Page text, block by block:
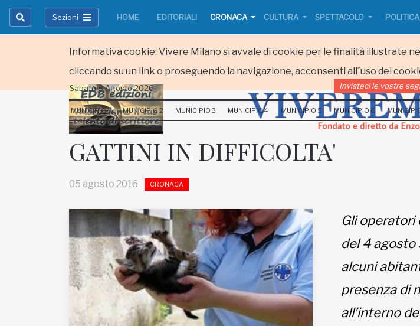
Informativa cookie: Vivere Milano si avvale di cookie per le finalità illustrate
cliccando su un link o proseguendo la navigazione, acconsenti all´uso dei
Sezioni HOME EDITORIALI CRONACA CULTURA SPETTACOLO POLITICA
Inviateci le vostre segnalazioni
Iscriviti alla newsletter
www.viveremilano.info
Fondato e diretto da Enzo De
EDB edizioni - Via Brivio angolo C.
Imbonati, 89 20159 Milano (Italia)
Informativa sulla privacy
Sabato 8 Agosto 2026 Inviateci le vostre
MUNICIPIO 1 MUNICIPIO 2 MUNICIPIO 3 MUNICIPIO 4 MUNICIPIO 5 MUNICIPIO 6
GATTINI IN DIFFICOLTA'
05 agosto 2016 CRONACA
Gli operatori
del 4 agosto
alcuni
presenza di
all’interno